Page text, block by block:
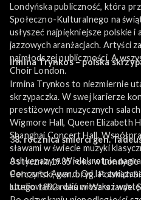
Londyńska publiczność, która
Społeczno-Kulturalnego na
usłyszeć najpiękniejsze polskie
jazzowych aranżacjach. Artyści
najmłodszej publiczności. A
Choir London.
Irmina Trynkos – polska
Irmina Trynkos to niezmiernie
skrzypaczka. W swej karierze
prestiżowych muzycznych
Wigmore Hall, Queen Elizabeth
Shanghai Concert Hall.
sławami w świecie muzyki
Ashkenazym. Wielokrotnie
Concerto Award. Od lat
studiowała a dziś mieszka i
3 8. rocznica śmierci gen.
3 stycznia 1985 roku w Londynie
Pełczyński, gen. bryg. Polskich
lutego 1892 roku w Warszawie.